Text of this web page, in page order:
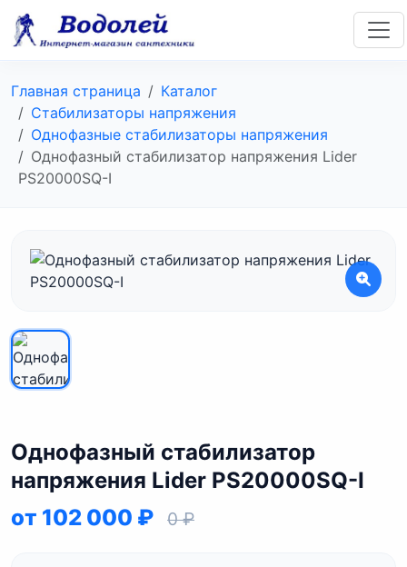
Главная страница
Каталог
Стабилизаторы напряжения
Однофазные стабилизаторы напряжения
Однофазный стабилизатор напряжения Lider
PS20000SQ-I
Однофазный стабилизатор
напряжения Lider PS20000SQ-I
от 102 000 ₽
0 ₽